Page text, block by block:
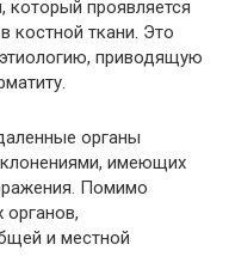
который проявляется
костной ткани. Это
приводящую
органы
имеющих
Помимо
и местной